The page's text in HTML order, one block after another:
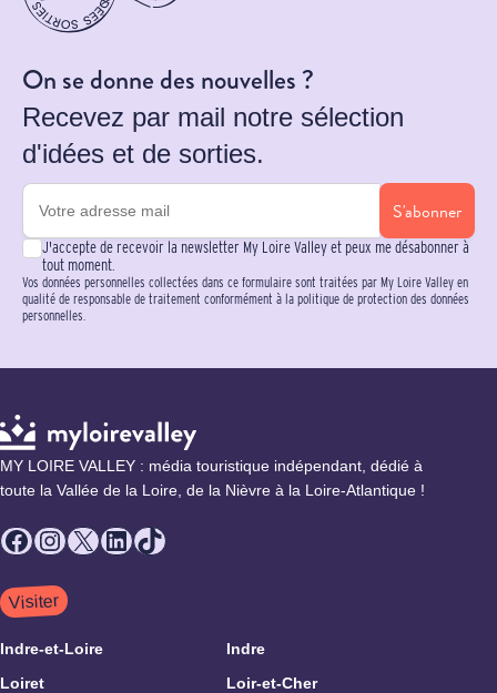
On se donne des nouvelles ?
Recevez par mail notre sélection
d'idées et de sorties.
S'abonner
J'accepte de recevoir la newsletter My Loire Valley et peux me désabonner à
tout moment.
Vos données personnelles collectées dans ce formulaire sont traitées par My Loire Valley en
qualité de responsable de traitement conformément à la politique de protection des données
personnelles.
MY LOIRE VALLEY : média touristique indépendant, dédié à
toute la Vallée de la Loire, de la Nièvre à la Loire-Atlantique !
Facebook
Instagram
X LinkedIn
TikTok
Visiter
Indre-et-Loire
Indre
Loiret
Loir-et-Cher